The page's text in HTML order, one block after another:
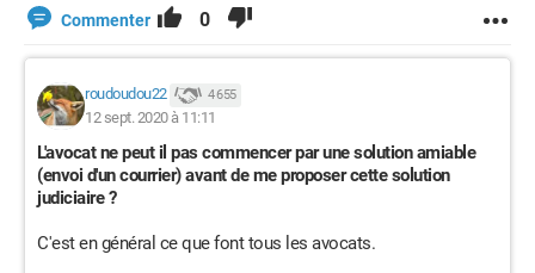
Commenter 0
roudoudou22 4 655
12 sept. 2020 à 11:11
L'avocat ne peut il pas commencer par une solution amiable
(envoi d'un courrier) avant de me proposer cette solution
judiciaire ?
C'est en général ce que font tous les avocats.